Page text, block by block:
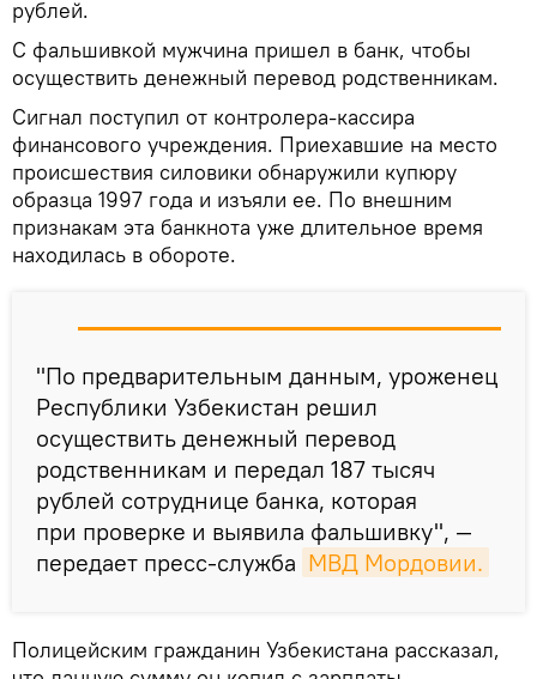
рублей.
С фальшивкой мужчина пришел в банк, чтобы
осуществить денежный перевод родственникам.
Сигнал поступил от контролера-кассира
финансового учреждения. Приехавшие на место
происшествия силовики обнаружили купюру
образца 1997 года и изъяли ее. По внешним
признакам эта банкнота уже длительное время
находилась в обороте.
"По предварительным данным, уроженец
Республики Узбекистан решил
осуществить денежный перевод
родственникам и передал 187 тысяч
рублей сотруднице банка, которая
при проверке и выявила фальшивку", —
передает пресс-служба МВД Мордовии.
Полицейским гражданин Узбекистана рассказал,